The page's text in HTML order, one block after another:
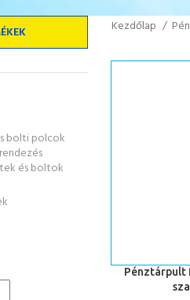
bolti polcok
és boltok
Kezdőlap
KOSÁRBA
Pénztárpult